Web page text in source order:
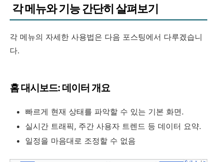
각 메뉴와 기능 간단히 살펴보기
각 메뉴의 자세한 사용법은 다음 포스팅에서 다루겠습니
다.
홈 대시보드: 데이터 개요
빠르게 현재 상태를 파악할 수 있는 기본 화면.
실시간 트래픽, 주간 사용자 트렌드 등 데이터 요약.
일정을 마음대로 조정할 수 없음